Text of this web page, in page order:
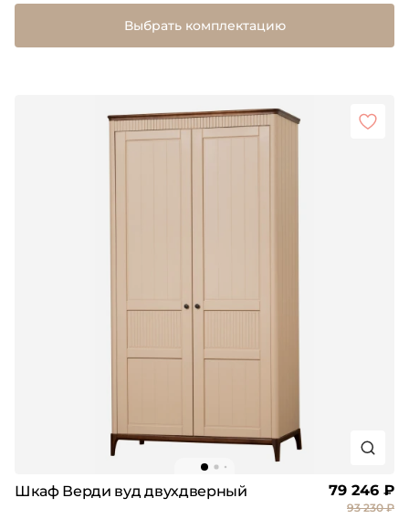
Выбрать комплектацию
Шкаф Верди вуд двухдверный 79 246 ₽
93 230 ₽